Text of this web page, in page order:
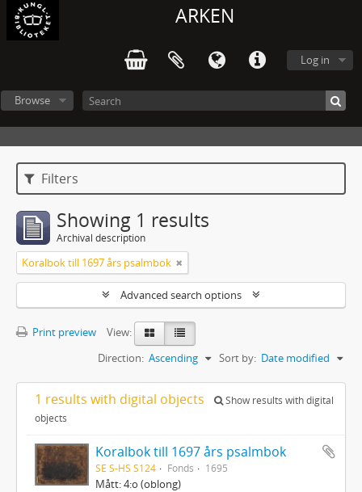
ARKEN
Log in
Browse
Filters
Showing 1 results
Archival description
Koralbok till 1697 års psalmbok
Advanced search options
Print preview
View:
Sort by: Date modified
Direction: Ascending
1 results with digital objects
Show results with digital
objects
Koralbok till 1697 års psalmbok
SE S-HS S124 Fonds 1695
Mått: 4:o (oblong)